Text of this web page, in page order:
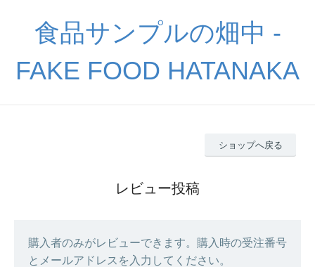
食品サンプルの畑中 -
FAKE FOOD HATANAKA
ショップへ戻る
レビュー投稿
購入者のみがレビューできます。購入時の受注番号
とメールアドレスを入力してください。